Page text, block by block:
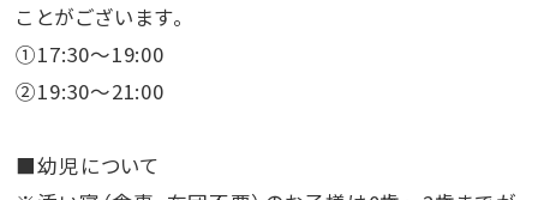
ことがございます。
①17:30～19:00
②19:30～21:00
■幼児について